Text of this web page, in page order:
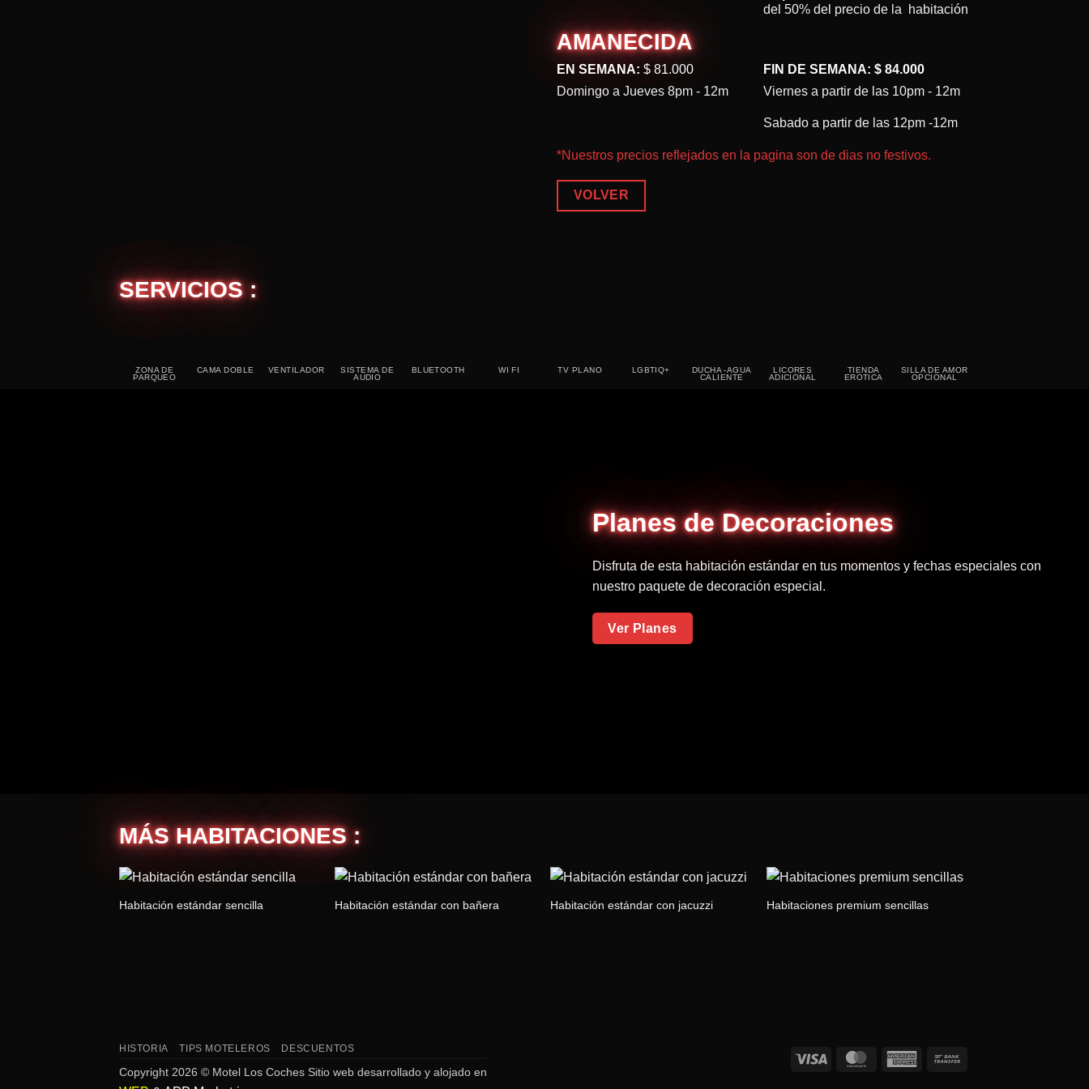
del 50% del precio de la habitación
AMANECIDA
EN SEMANA: $ 81.000
Domingo a Jueves 8pm - 12m
FIN DE SEMANA: $ 84.000
Viernes a partir de las 10pm - 12m
Sabado a partir de las 12pm -12m
*Nuestros precios reflejados en la pagina son de dias no festivos.
VOLVER
SERVICIOS :
ZONA DE
PARQUEO
CAMA DOBLE VENTILADOR
SISTEMA DE
AUDIO
BLUETOOTH WI FI TV PLANO LGBTIQ+
DUCHA -AGUA
CALIENTE
LICORES
ADICIONAL
TIENDA
EROTICA
SILLA DE AMOR
OPCIONAL
Planes de Decoraciones
Disfruta de esta habitación estándar en tus momentos y fechas especiales con
nuestro paquete de decoración especial.
Ver Planes
MÁS HABITACIONES :
Habitación estándar sencilla Habitación estándar con bañera Habitación estándar con jacuzzi
Habitaciones premium sencillas
Visa MasterCardAmerican
HISTORIA TIPS MOTELEROS DESCUENTOS
Copyright 2026 © Motel Los Coches Sitio web desarrollado y alojado en